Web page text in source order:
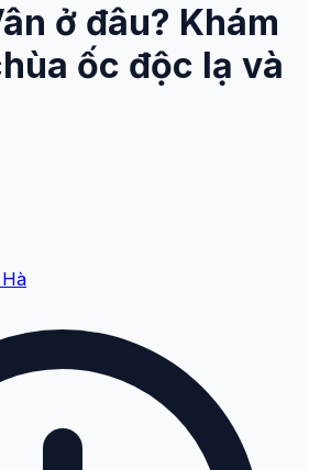
ở đâu? Khám
ốc độc lạ và